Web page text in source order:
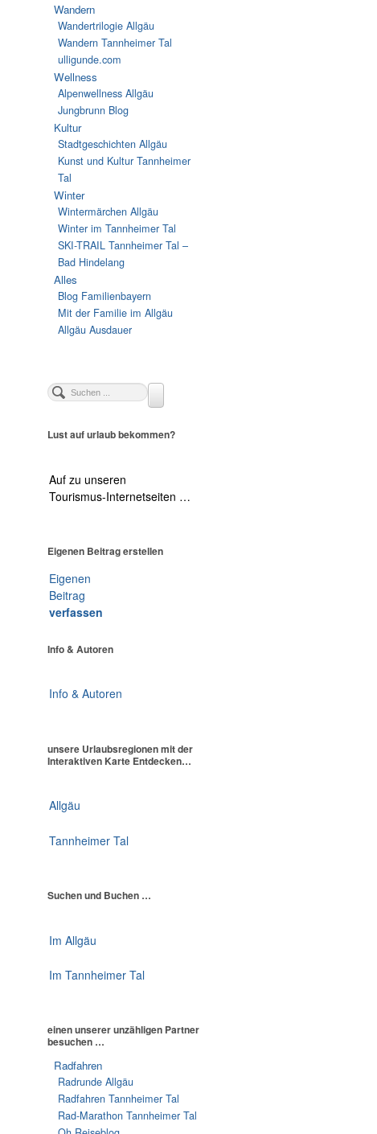
Wandern
Wandertrilogie Allgäu
Wandern Tannheimer Tal
ulligunde.com
Wellness
Alpenwellness Allgäu
Jungbrunn Blog
Kultur
Stadtgeschichten Allgäu
Kunst und Kultur Tannheimer
Tal
Winter
Wintermärchen Allgäu
Winter im Tannheimer Tal
SKI-TRAIL Tannheimer Tal –
Bad Hindelang
Alles
Blog Familienbayern
Mit der Familie im Allgäu
Allgäu Ausdauer
Lust auf urlaub bekommen?
Auf zu unseren
Tourismus-Internetseiten …
Eigenen Beitrag erstellen
Eigenen
Beitrag
verfassen
Info & Autoren
Info & Autoren
unsere Urlaubsregionen mit der
Interaktiven Karte Entdecken…
Allgäu
Tannheimer Tal
Suchen und Buchen …
Im Allgäu
Im Tannheimer Tal
einen unserer unzähligen Partner
besuchen …
Radfahren
Radrunde Allgäu
Radfahren Tannheimer Tal
Rad-Marathon Tannheimer Tal